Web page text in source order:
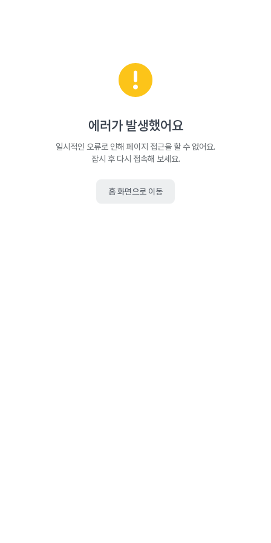
에러가 발생했어요
일시적인 오류로 인해 페이지 접근을 할 수 없어요.
잠시 후 다시 접속해 보세요.
홈 화면으로 이동